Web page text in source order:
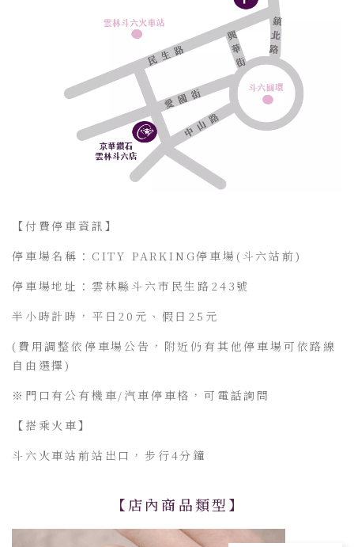
【付費停車資訊】
停車場名稱：CITY PARKING停車場(斗六站前)
停車場地址：雲林縣斗六市民生路243號
半小時計時，平日20元、假日25元
(費用調整依停車場公告，附近仍有其他停車場可依路線
自由選擇)
※門口有公有機車/汽車停車格，可電話詢問
【搭乘火車】
斗六火車站前站出口，步行4分鐘
【店內商品類型】